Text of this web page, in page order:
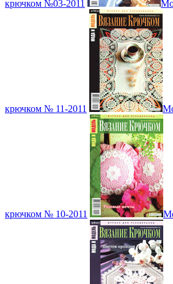
крючком №03-2011
крючком № 11-2011
крючком № 10-2011